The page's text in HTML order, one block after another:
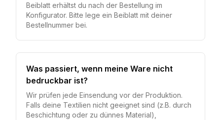
Beiblatt erhältst du nach der Bestellung im
Konfigurator. Bitte lege ein Beiblatt mit deiner
Bestellnummer bei.
Was passiert, wenn meine Ware nicht
bedruckbar ist?
Wir prüfen jede Einsendung vor der Produktion.
Falls deine Textilien nicht geeignet sind (z.B. durch
Beschichtung oder zu dünnes Material),